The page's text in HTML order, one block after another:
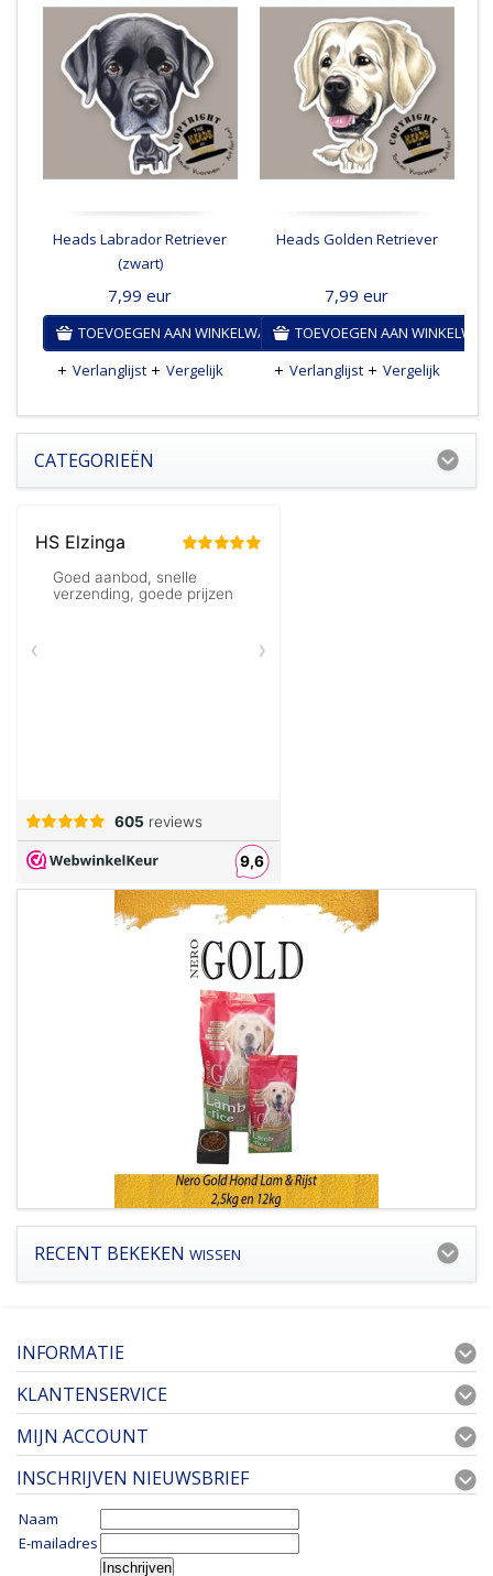
Heads Labrador Retriever
(zwart)
7,99eur
TOEVOEGEN AAN WINKELWAGEN
Verlanglijst
Vergelijk
Heads Golden Retriever
7,99eur
TOEVOEGEN AAN
Verlanglijst
Vergelijk
CATEGORIEËN
RECENT BEKEKEN WISSEN
INFORMATIE
KLANTENSERVICE
MIJN ACCOUNT
INSCHRIJVEN NIEUWSBRIEF
Naam
E-mailadres